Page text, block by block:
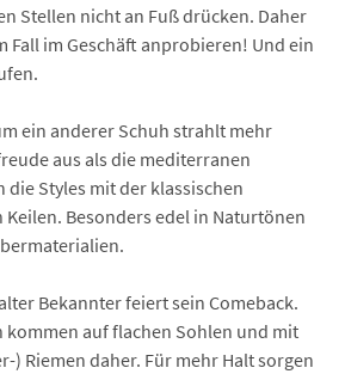
Stellen nicht an Fuß drücken. Daher
Fall im Geschäft anprobieren! Und ein
ein anderer Schuh strahlt mehr
aus als die mediterranen
die Styles mit der klassischen
Besonders edel in Naturtönen
Bekannter feiert sein Comeback.
kommen auf flachen Sohlen und mit
) Riemen daher. Für mehr Halt sorgen